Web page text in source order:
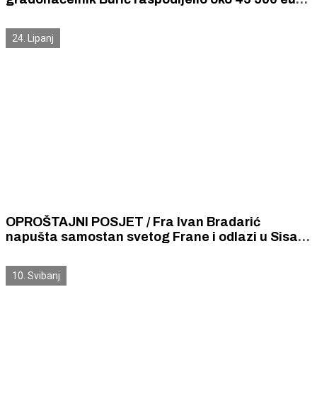
24. Lipanj
OPROŠTAJNI POSJET / Fra Ivan Bradarić
napušta samostan svetog Frane i odlazi u Sisak,
10. Svibanj